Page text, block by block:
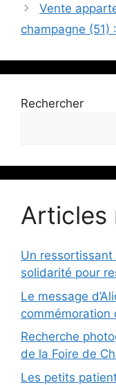
Vente
champagne (51)
Rechercher
Articles
Un ressortissant
solidarité pour
Le message
commémoration
Recherche
de la Foire de
Les petits